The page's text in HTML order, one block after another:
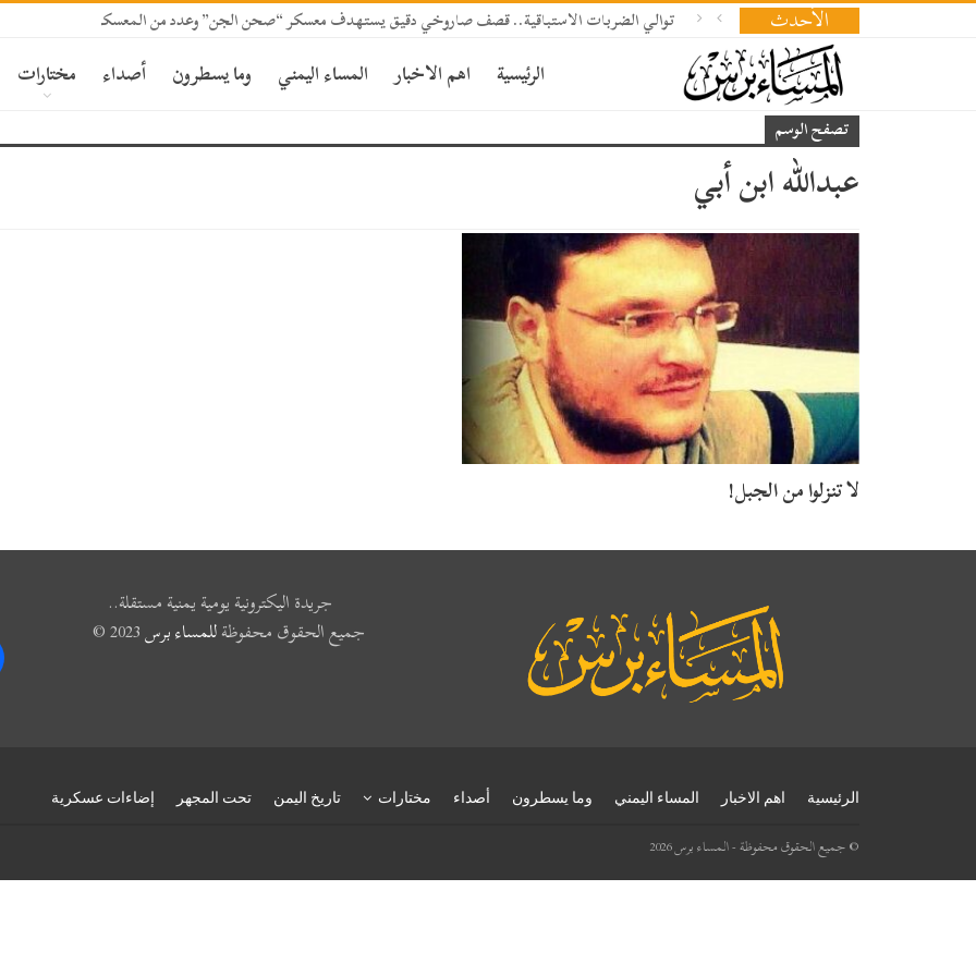
الأحدث توالي الضربات الاستباقية.. قصف صاروخي دقيق يستهدف معسكر “صحن الجن” وعدد من المعسكرات بمأرب
الرئيسية اهم الاخبار المساء اليمني وما يسطرون أصداء مختارات
تصفح الوسم
عبدالله ابن أبي
لا تنزلوا من الجبل!
جريدة اليكترونية يومية يمنية مستقلة..
جميع الحقوق محفوظةللمساء برس
الرئيسية اهم الاخبار المساء اليمني وما يسطرون أصداء مختارات تاريخ اليمن تحت المجهر إضاءات عسكرية
© جميع الحقوق محفوظة - المساء برس 2026